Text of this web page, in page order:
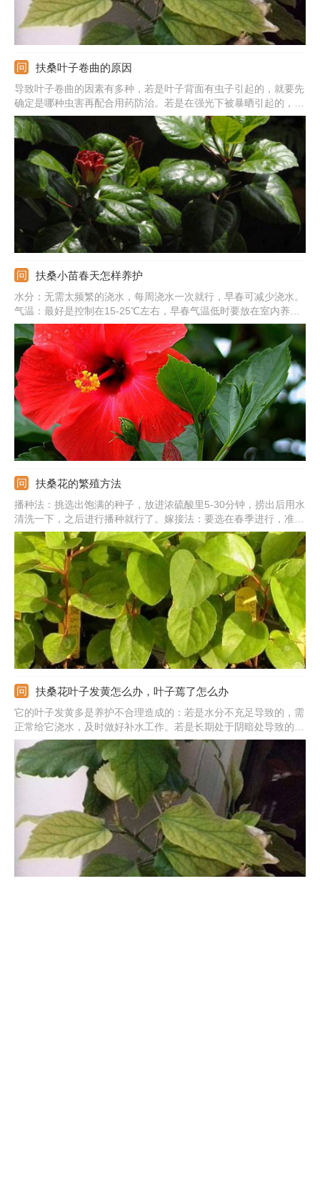
扶桑叶子卷曲的原因
导致叶子卷曲的因素有多种，若是叶子背面有虫子引起的，就要先
确定是哪种虫害再配合用药防治。若是在强光下被暴晒引起的，就
转移到光照弱的地方，天气炎热时要合理的降温。若是施肥过量或
施浓肥造成的，就多浇水冲洗掉余肥。
扶桑小苗春天怎样养护
水分：无需太频繁的浇水，每周浇水一次就行，早春可减少浇水。
气温：最好是控制在15-25℃左右，早春气温低时要放在室内养。
光照：应保证有充足的太阳光，可以将其放在阳光底下养护。通
风：要确保室内的通风性，在室内养时要注意多开窗。
扶桑花的繁殖方法
播种法：挑选出饱满的种子，放进浓硫酸里5-30分钟，捞出后用水
清洗一下，之后进行播种就行了。嫁接法：要选在春季进行，准备
好健壮的插穗和砧木，可以用靠接、劈接、切接的方法繁殖。扦插
法：在5-6月份剪取一段枝条，留下顶部的1-2片叶子，插进土里适
当喷水就好了。
扶桑花叶子发黄怎么办，叶子蔫了怎么办
它的叶子发黄多是养护不合理造成的：若是水分不充足导致的，需
正常给它浇水，及时做好补水工作。若是长期处于阴暗处导致的，
需搬到阳光充足的位置，一段时间后就会好转了。如果叶子蔫了，
那就是缺水、晒伤导致的，要根据原因改变养护方法。